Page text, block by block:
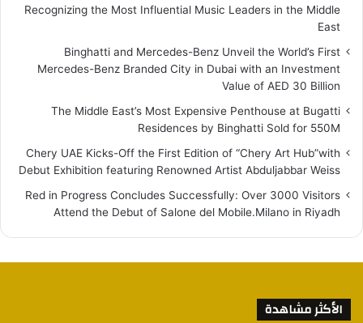
Recognizing the Most Influential Music Leaders in the Middle
East
Binghatti and Mercedes-Benz Unveil the World’s First
Mercedes-Benz Branded City in Dubai with an Investment
Value of AED 30 Billion
The Middle East’s Most Expensive Penthouse at Bugatti
Residences by Binghatti Sold for 550M
Chery UAE Kicks-Off the First Edition of “Chery Art Hub”with
Debut Exhibition featuring Renowned Artist Abduljabbar Weiss
Red in Progress Concludes Successfully: Over 3000 Visitors
Attend the Debut of Salone del Mobile.Milano in Riyadh
الأكثر مشاهدة